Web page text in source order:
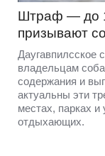
Штраф — до
призывают
Даугавпилсское
владельцам
содержания и
актуальны эти
местах, парках
отдыхающих.